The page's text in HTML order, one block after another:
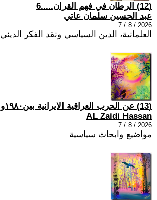
(12) الرطان في فهم القران.....6
عبد الحسين سلمان عاتي
2026 / 8 / 7
العلمانية، الدين السياسي ونقد الفكر الديني
(13) عن الحرب العراقية الايرانية بين١٩٨٠و ١٩٨٨
AL Zaidi Hassan
2026 / 8 / 7
مواضيع وابحاث سياسية